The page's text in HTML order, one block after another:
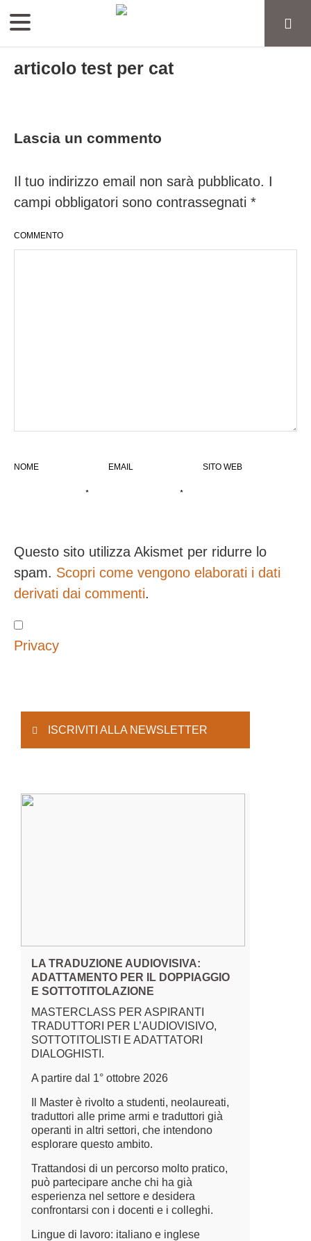
articolo test per cat
Lascia un commento
Il tuo indirizzo email non sarà pubblicato. I
campi obbligatori sono contrassegnati *
COMMENTO
NOME
*
EMAIL
*
SITO WEB
Questo sito utilizza Akismet per ridurre lo
spam. Scopri come vengono elaborati i dati
derivati dai commenti.
Privacy
ISCRIVITI ALLA NEWSLETTER
LA TRADUZIONE AUDIOVISIVA:
ADATTAMENTO PER IL DOPPIAGGIO
E SOTTOTITOLAZIONE
MASTERCLASS PER ASPIRANTI
TRADUTTORI PER L’AUDIOVISIVO,
SOTTOTITOLISTI E ADATTATORI
DIALOGHISTI.
A partire dal 1° ottobre 2026
Il Master è rivolto a studenti, neolaureati,
traduttori alle prime armi e traduttori già
operanti in altri settori, che intendono
esplorare questo ambito.
Trattandosi di un percorso molto pratico,
può partecipare anche chi ha già
esperienza nel settore e desidera
confrontarsi con i docenti e i colleghi.
Lingue di lavoro: italiano e inglese